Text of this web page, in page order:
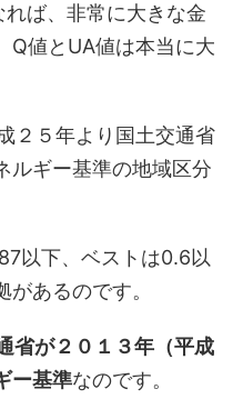
ば、非常に大きな金
Q値とUA値は本当に大
２５年より国土交通省
ルギー基準の地域区分
以下、ベストは0.6以
あるのです。
省が２０１３年（平成
ー基準なのです。